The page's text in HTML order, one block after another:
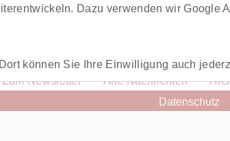
Dazu verwenden wir Google
können Sie Ihre Einwilligung auch
Zum Newsletter Alle Nachrichten
Datenschutz